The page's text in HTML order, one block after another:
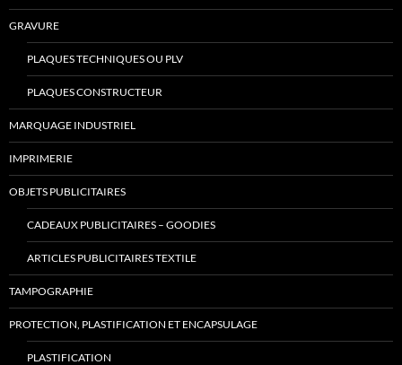
GRAVURE
PLAQUES TECHNIQUES OU PLV
PLAQUES CONSTRUCTEUR
MARQUAGE INDUSTRIEL
IMPRIMERIE
OBJETS PUBLICITAIRES
CADEAUX PUBLICITAIRES – GOODIES
ARTICLES PUBLICITAIRES TEXTILE
TAMPOGRAPHIE
PROTECTION, PLASTIFICATION ET ENCAPSULAGE
PLASTIFICATION